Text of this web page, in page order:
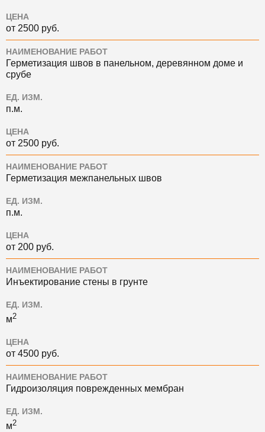
ЦЕНА
от 2500 руб.
НАИМЕНОВАНИЕ РАБОТ
Герметизация швов в панельном, деревянном доме и
срубе
ЕД. ИЗМ.
п.м.
ЦЕНА
от 2500 руб.
НАИМЕНОВАНИЕ РАБОТ
Герметизация межпанельных швов
ЕД. ИЗМ.
п.м.
ЦЕНА
от 200 руб.
НАИМЕНОВАНИЕ РАБОТ
Инъектирование стены в грунте
ЕД. ИЗМ.
м2
ЦЕНА
от 4500 руб.
НАИМЕНОВАНИЕ РАБОТ
Гидроизоляция поврежденных мембран
ЕД. ИЗМ.
м2